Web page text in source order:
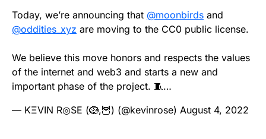
Today, we’re announcing that @moonbirds and
@oddities_xyz are moving to the CC0 public license.
We believe this move honors and respects the values
of the internet and web3 and starts a new and
important phase of the project. 🧵…
— KΞVIN R◎SE (🪹,🦉) (@kevinrose) August 4, 2022